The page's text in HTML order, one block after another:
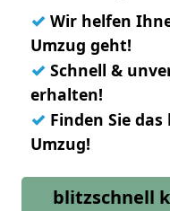
✓ Wir helfen
Umzug geht!
✓ Schnell &
erhalten!
✓ Finden Sie
Umzug!
blitzschnell